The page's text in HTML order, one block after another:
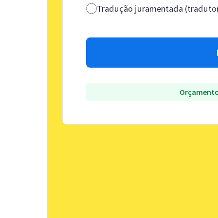
Tradução juramentada